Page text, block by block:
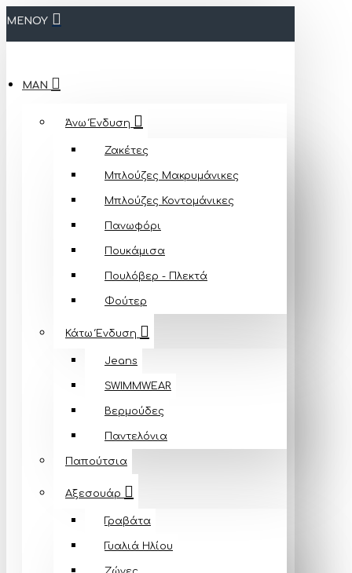
ΜΕΝΟΥ
MAN
Άνω Ένδυση
Ζακέτες
Μπλούζες Mακρυμάνικες
Μπλούζες Κοντομάνικες
Πανωφόρι
Πουκάμισα
Πουλόβερ - Πλεκτά
Φούτερ
Κάτω Ένδυση
Jeans
SWIMMWEAR
Βερμούδες
Παντελόνια
Παπούτσια
Αξεσουάρ
Γραβάτα
Γυαλιά Ηλίου